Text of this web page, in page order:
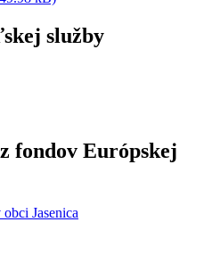
služby
fondov Európskej
Jasenica